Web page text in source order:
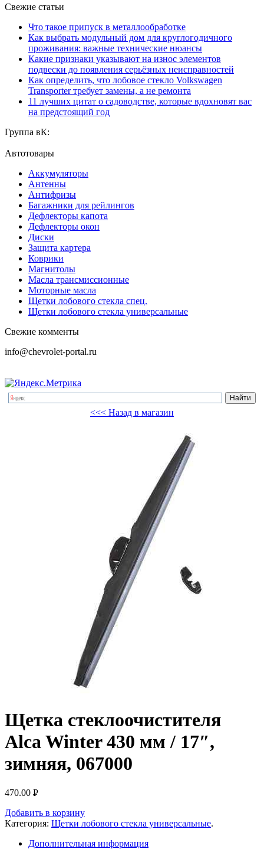
Свежие статьи
Что такое припуск в металлообработке
Как выбрать модульный дом для круглогодичного
проживания: важные технические нюансы
Какие признаки указывают на износ элементов
подвески до появления серьёзных неисправностей
Как определить, что лобовое стекло Volkswagen
Transporter требует замены, а не ремонта
11 лучших цитат о садоводстве, которые вдохновят вас
на предстоящий год
Группа вК:
Автотовары
Аккумуляторы
Антенны
Антифризы
Багажники для рейлингов
Дефлекторы капота
Дефлекторы окон
Диски
Защита картера
Коврики
Магнитолы
Масла трансмиссионные
Моторные масла
Щетки лобового стекла спец.
Щетки лобового стекла универсальные
Свежие комменты
info@chevrolet-portal.ru
<<< Назад в магазин
Щетка стеклоочистителя
Alca Winter 430 мм / 17″,
зимняя, 067000
470.00 Р
Добавить в корзину
Категория: Щетки лобового стекла универсальные.
Дополнительная информация